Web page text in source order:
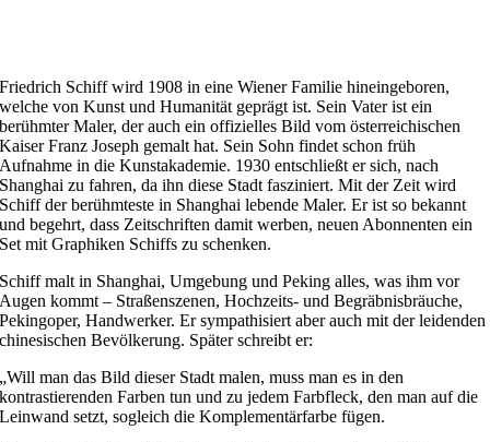
Friedrich Schiff wird 1908 in eine Wiener Familie hineingeboren,
welche von Kunst und Humanität geprägt ist. Sein Vater ist ein
berühmter Maler, der auch ein offizielles Bild vom österreichischen
Kaiser Franz Joseph gemalt hat. Sein Sohn findet schon früh
Aufnahme in die Kunstakademie. 1930 entschließt er sich, nach
Shanghai zu fahren, da ihn diese Stadt fasziniert. Mit der Zeit wird
Schiff der berühmteste in Shanghai lebende Maler. Er ist so bekannt
und begehrt, dass Zeitschriften damit werben, neuen Abonnenten ein
Set mit Graphiken Schiffs zu schenken.
Schiff malt in Shanghai, Umgebung und Peking alles, was ihm vor
Augen kommt – Straßenszenen, Hochzeits- und Begräbnisbräuche,
Pekingoper, Handwerker. Er sympathisiert aber auch mit der leidenden
chinesischen Bevölkerung. Später schreibt er:
„Will man das Bild dieser Stadt malen, muss man es in den
kontrastierenden Farben tun und zu jedem Farbfleck, den man auf die
Leinwand setzt, sogleich die Komplementärfarbe fügen.